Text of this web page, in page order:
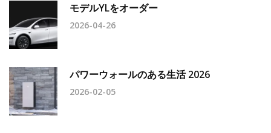
モデルYLをオーダー
2026-04-26
パワーウォールのある生活 2026
2026-02-05